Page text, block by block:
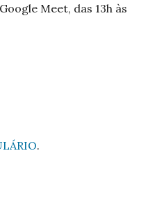
Meet, das 13h às
.